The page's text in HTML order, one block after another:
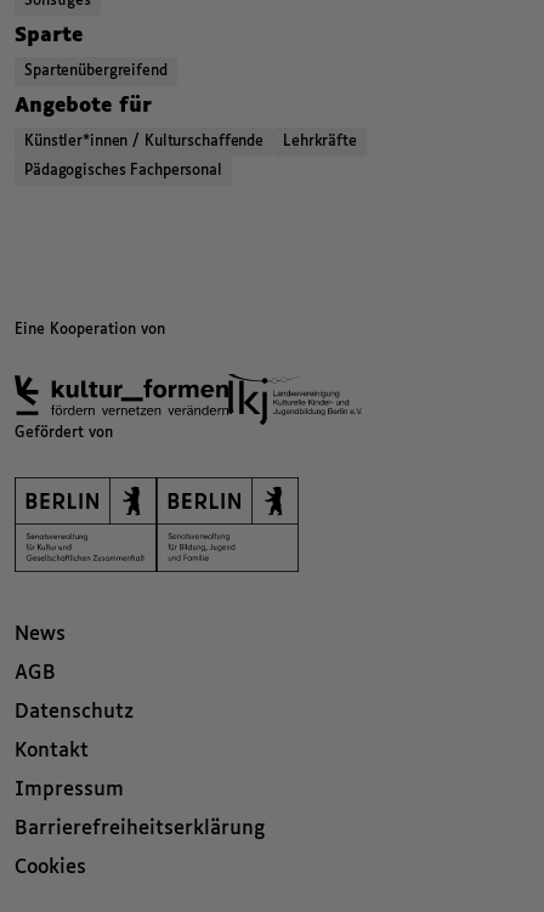
,,Sparte,
Spartenübergreifend
Angebote für,
Künstler*innen / Kulturschaffende
Lehrkräfte
Pädagogisches Fachpersonal
Eine Kooperation von
Gefördert von
News
AGB
Datenschutz
Kontakt
Impressum
Barrierefreiheitserklärung
Cookies